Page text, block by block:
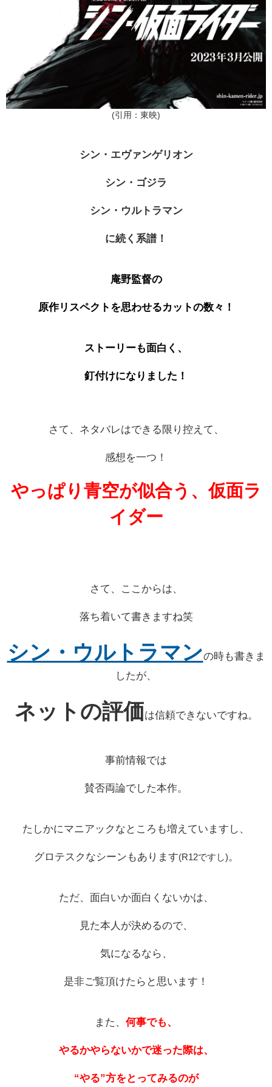
(引用：東映)
シン・エヴァンゲリオン
シン・ゴジラ
シン・ウルトラマン
に続く系譜！
庵野監督の
原作リスペクトを思わせるカットの数々！
ストーリーも面白く、
釘付けになりました！
さて、ネタバレはできる限り控えて、
感想を一つ！
やっぱり青空が似合う、仮面ラ
イダー
さて、ここからは、
落ち着いて書きますね笑
シン・ウルトラマンの時も書きま
したが、
ネットの評価は信頼できないですね。
事前情報では
賛否両論でした本作。
たしかにマニアックなところも増えていますし、
グロテスクなシーンもあります(R12ですし)。
ただ、面白いか面白くないかは、
見た本人が決めるので、
気になるなら、
是非ご覧頂けたらと思います！
また、 何事でも、
やるかやらないかで迷った際は、
“やる”方をとってみるのが